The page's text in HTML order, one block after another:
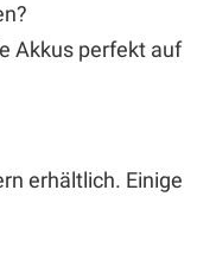
Akkus perfekt auf
erhältlich. Einige